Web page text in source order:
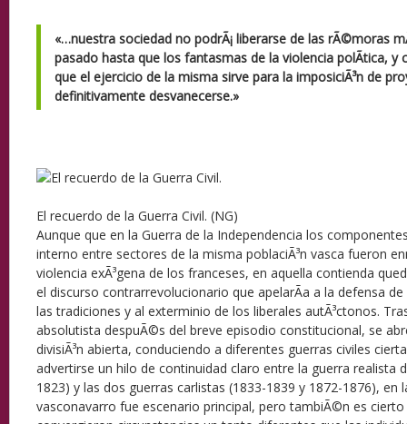
«…nuestra sociedad no podrÃ¡ liberarse de las rÃ©moras
pasado hasta que los fantasmas de la violencia polÃ­tica, y
que el ejercicio de la misma sirve para la imposiciÃ³n de
definitivamente desvanecerse.»
El recuerdo de la Guerra Civil. (NG)
Aunque que en la Guerra de la Independencia los
interno entre sectores de la misma poblaciÃ³n vasca fueron
violencia exÃ³gena de los franceses, en aquella contienda
el discurso contrarrevolucionario que apelarÃ­a a la defensa de
las tradiciones y al exterminio de los liberales autÃ³ctonos.
absolutista despuÃ©s del breve episodio constitucional, se
divisiÃ³n abierta, conduciendo a diferentes guerras civiles
advertirse un hilo de continuidad claro entre la guerra realista
1823) y las dos guerras carlistas (1833-1839 y 1872-1876), en
vasconavarro fue escenario principal, pero tambiÃ©n es